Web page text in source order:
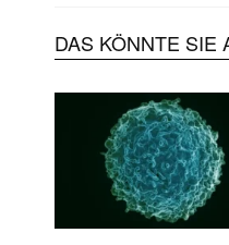
DAS KÖNNTE SIE